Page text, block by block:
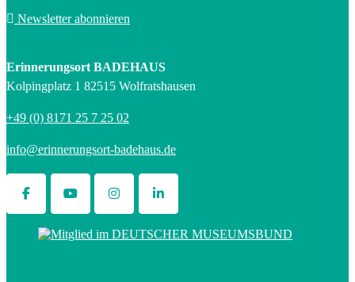
Newsletter abonnieren
Erinnerungsort BADEHAUS
Kolpingplatz 1 82515 Wolfratshausen
+49 (0) 8171 25 7 25 02
info@erinnerungsort-badehaus.de